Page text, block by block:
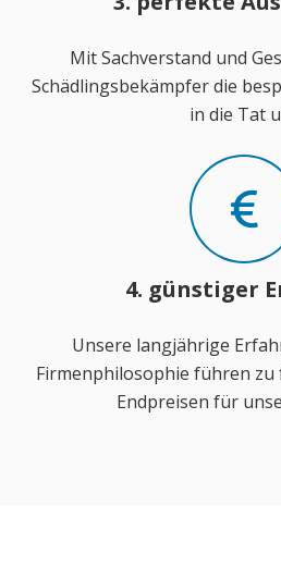
Mit Sachverstand und
Schädlingsbekämpfer die
in die Tat
4. günstiger
Unsere langjährige
Firmenphilosophie führen
Endpreisen für